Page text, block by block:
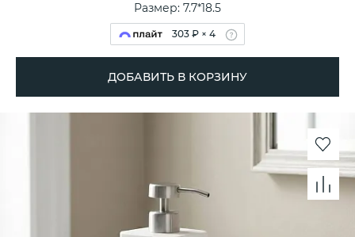
Размер: 7.7*18.5
303 ₽ × 4
ДОБАВИТЬ В КОРЗИНУ